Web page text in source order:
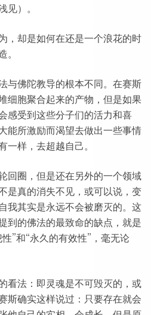
见）。
，却是如何在还是一个浪花的时
。
与佛陀教导的根本不同。在赛斯
细胞聚合起来的产物，但是如果
感受到这些分子们的活力和喜
能所激励而渴望去做出一些事情
一样，去超越自己。
回圈，但是还在另外的一个领域
是真的消失不见，或可以说，变
我其实是永远不会被磨灭的。这
到的佛法的最致命的缺点，就是
”和“永久的有效性”，毫无论
看法：即灵魂是不可毁灭的，或
斯确实这样说过：只要存在就会